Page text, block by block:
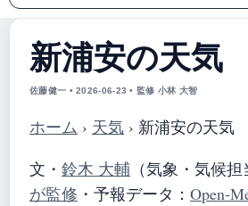
新浦安の天気
佐藤健一 • 2026-06-23 • 監修 小林 大智
ホーム › 天気 › 新浦安の天気
文・ 鈴木 大輔 （気象・気候担
が監修 ・ 予報データ： Open-